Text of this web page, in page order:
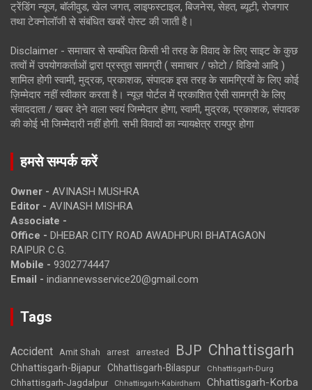
ट्रेंडिंग न्यूज, बॉलीवुड, खेल जगत, लाइफस्टाइल, बिजनेस, सेहत, ब्यूटी, रोजगार
तथा टेक्नोलॉजी से संबंधित खबरें पोस्ट की जाती है।
Disclaimer - समाचार से सम्बंधित किसी भी तरह के विवाद के लिए साइट के कुछ
तत्वों में उपयोगकर्ताओं द्वारा प्रस्तुत सामग्री ( समाचार / फोटो / विडियो आदि )
शामिल होगी स्वामी, मुद्रक, प्रकाशक, संपादक इस तरह के सामग्रियों के लिए कोई
ज़िम्मेदार नहीं स्वीकार करता है। न्यूज़ पोर्टल में प्रकाशित ऐसी सामग्री के लिए
संवाददाता / खबर देने वाला स्वयं जिम्मेदार होगा, स्वामी, मुद्रक, प्रकाशक, संपादक
की कोई भी जिम्मेदारी नहीं होगी. सभी विवादों का न्यायक्षेत्र रायपुर होगा
हमसे सम्पर्क करें
Owner - AVINASH MUSHRA
Editor - AVINASH MISHRA
Associate -
Office - DHEBAR CITY ROAD AWADHPURI BHATAGAON
RAIPUR C.G.
Mobile - 9302774447
Email - indiannewsservice20@gmail.com
Tags
Accident Amit Shah arrest arrested BJP Chhattisgarh
Chhattisgarh-Bijapur Chhattisgarh-Bilaspur Chhattisgarh-Durg
Chhattisgarh-Jagdalpur Chhattisgarh-Kabirdham Chhattisgarh-Korba